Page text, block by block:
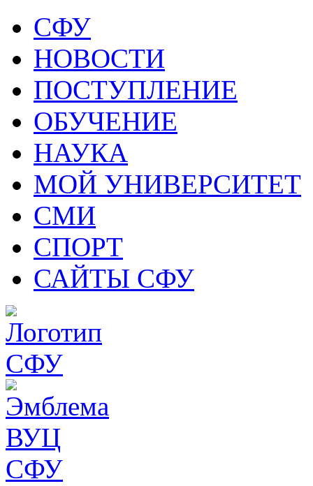
СФУ
НОВОСТИ
ПОСТУПЛЕНИЕ
ОБУЧЕНИЕ
НАУКА
МОЙ УНИВЕРСИТЕТ
СМИ
СПОРТ
САЙТЫ СФУ